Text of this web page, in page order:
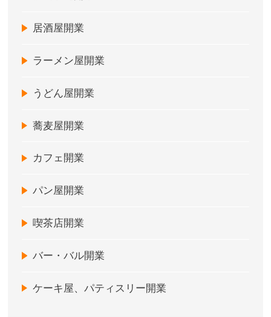
居酒屋開業
ラーメン屋開業
うどん屋開業
蕎麦屋開業
カフェ開業
パン屋開業
喫茶店開業
バー・バル開業
ケーキ屋、パティスリー開業